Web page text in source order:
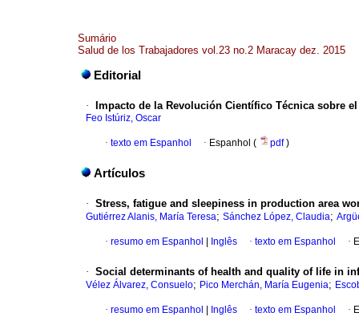
Sumário
Salud de los Trabajadores vol.23 no.2 Maracay dez. 2015
Editorial
· Impacto de la Revolución Científico Técnica sobre
Feo Istúriz, Oscar
· texto em Espanhol · Espanhol ( pdf)
Artículos
· Stress, fatigue and sleepiness in production area
Gutiérrez Alanis, María Teresa; Sánchez López, Claudia;
· resumo em Espanhol Inglês · texto em Espanhol ·
· Social determinants of health and quality of life in
Vélez Álvarez, Consuelo; Pico Merchán, María Eugenia;
· resumo em Espanhol Inglês · texto em Espanhol ·